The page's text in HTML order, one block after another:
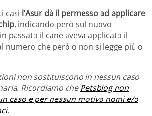
casi l’Asur dà il permesso ad applicare
, indicando però sul nuovo
passato il cane aveva applicato il
numero che però o non si legge più o
non sostituiscono in nessun caso
Ricordiamo chePetsblog non
caso e per nessun motivo nomi e/o
.